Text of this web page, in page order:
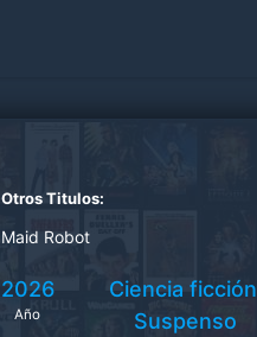
Otros Titulos:
Maid Robot
2026
Año
Ciencia ficción
Suspenso